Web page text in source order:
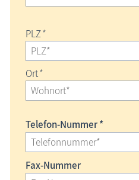
PLZ*
Ort*
Telefon-Nummer *
Fax-Nummer